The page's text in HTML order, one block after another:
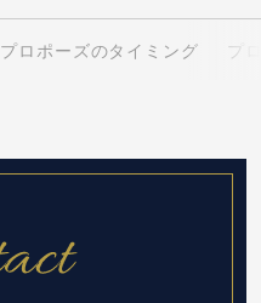
プロポーズのタイミング プ